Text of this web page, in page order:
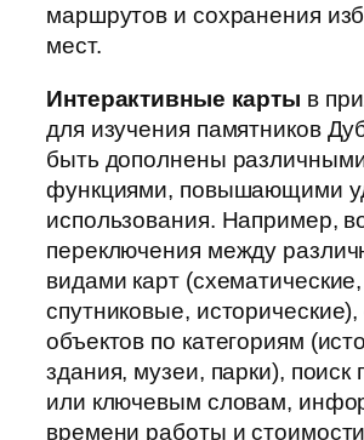
маршрутов и сохранения
мест.
Интерактивные карты в
для изучения памятников
быть дополнены
функциями, повышающими
использования. Например,
переключения между
видами карт (схематические,
спутниковые,
объектов по категориям
здания, музеи, парки), поиск
или ключевым словам,
времени работы и